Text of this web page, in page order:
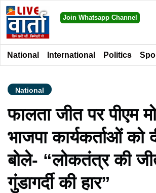
Join Whatsapp Channel
National International Politics
National
फालता जीत पर पीएम
भाजपा कार्यकर्ताओं को
बोले- “लोकतंत्र की
गुंडागर्दी की हार”